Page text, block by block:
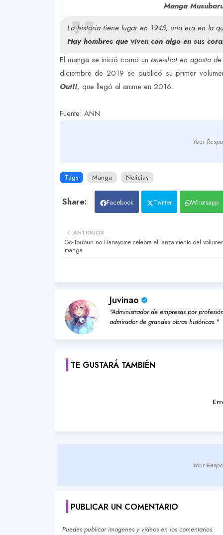
Manga
La historia tiene lugar en 1945, una era en la
Hay hombres que viven con algo en sus
El manga se inició como un one-shot en agosto
diciembre de 2019 se publicó su primer
Out!!, que llegó al anime en 2016.
Fuente: ANN
Your
Tags Manga Noticias
Facebook Twitter Whatsapp
ANTIGUOS
Go-Toubun no Hanayome celebra el lanzamiento del
manga
Juvinao
"Administrador de empresas por
admirador de grandes obras históricas."
TE GUSTARÁ TAMBIÉN
Your
PUBLICAR UN COMENTARIO
Puedes publicar imagenes y vídeos en los comentarios.